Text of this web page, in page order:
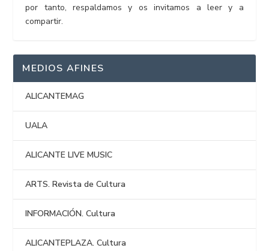
por tanto, respaldamos y os invitamos a leer y a
compartir.
MEDIOS AFINES
ALICANTEMAG
UALA
ALICANTE LIVE MUSIC
ARTS. Revista de Cultura
INFORMACIÓN. Cultura
ALICANTEPLAZA. Cultura